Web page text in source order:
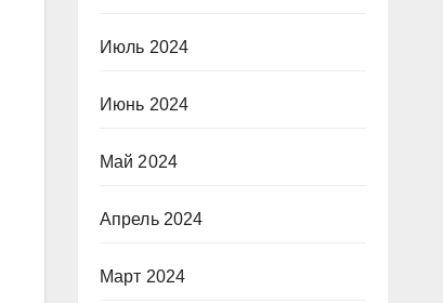
Июль 2024
Июнь 2024
Май 2024
Апрель 2024
Март 2024